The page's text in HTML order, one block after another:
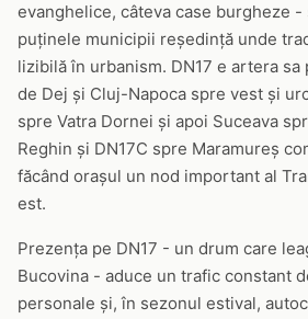
evanghelice, câteva case burgheze
puținele municipii reședință unde
lizibilă în urbanism. DN17 e artera
de Dej și Cluj-Napoca spre vest și
spre Vatra Dornei și apoi Suceava
Reghin și DN17C spre Maramureș
făcând orașul un nod important al
est.
Prezența pe DN17 - un drum care
Bucovina - aduce un trafic constant
personale și, în sezonul estival,